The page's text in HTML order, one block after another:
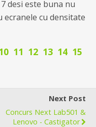
desi este buna nu
ecranele cu densitate
11 12 13 14 15
Next Post
Concurs Next Lab501 &
Lenovo - Castigator